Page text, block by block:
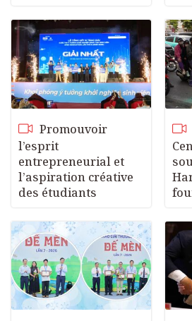
Promouvoir
l’esprit
entrepreneurial et
l’aspiration créative
des étudiants